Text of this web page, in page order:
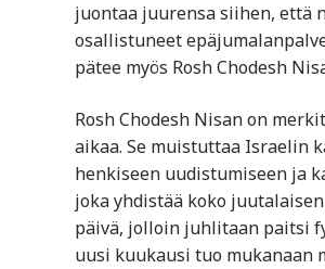
juontaa juurensa siihen, että
osallistuneet
pätee myös Rosh Chodesh
Rosh Chodesh Nisan on
aikaa. Se muistuttaa Israelin
henkiseen uudistumiseen ja
joka yhdistää koko
päivä, jolloin juhlitaan paitsi
uusi kuukausi tuo mukanaan